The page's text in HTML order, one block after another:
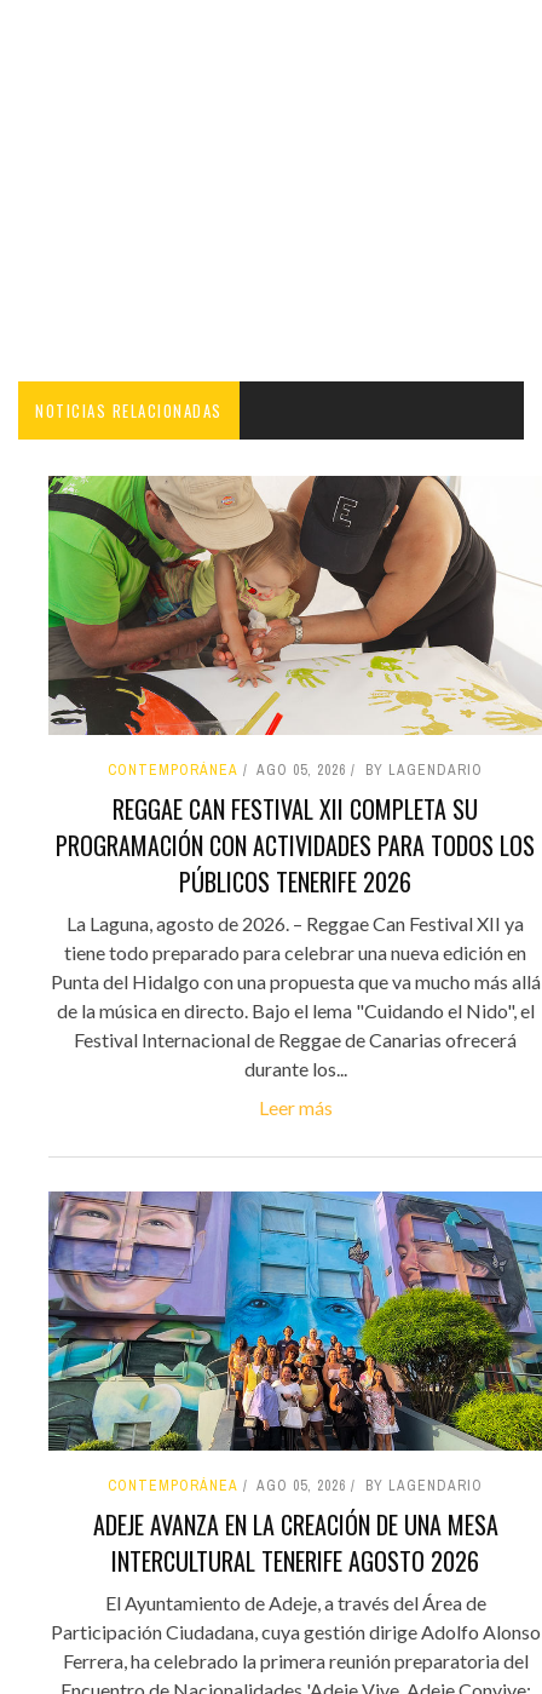
NOTICIAS RELACIONADAS
CONTEMPORÁNEA AGO 05, 2026 BY LAGENDARIO
REGGAE CAN FESTIVAL XII COMPLETA SU
PROGRAMACIÓN CON ACTIVIDADES PARA TODOS LOS
PÚBLICOS TENERIFE 2026
La Laguna, agosto de 2026. – Reggae Can Festival XII ya
tiene todo preparado para celebrar una nueva edición en
Punta del Hidalgo con una propuesta que va mucho más allá
de la música en directo. Bajo el lema "Cuidando el Nido", el
Festival Internacional de Reggae de Canarias ofrecerá
durante los...
Leer más
CONTEMPORÁNEA AGO 05, 2026 BY LAGENDARIO
ADEJE AVANZA EN LA CREACIÓN DE UNA MESA
INTERCULTURAL TENERIFE AGOSTO 2026
El Ayuntamiento de Adeje, a través del Área de
Participación Ciudadana, cuya gestión dirige Adolfo Alonso
Ferrera, ha celebrado la primera reunión preparatoria del